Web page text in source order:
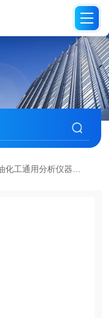
化工通用分析仪器